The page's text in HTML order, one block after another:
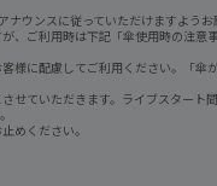
ナウンスに従っていただけますようお
、ご利用時は下記「傘使用時の注意
様に配慮してご利用ください。「傘
せていただきます。ライブスタート
めください。